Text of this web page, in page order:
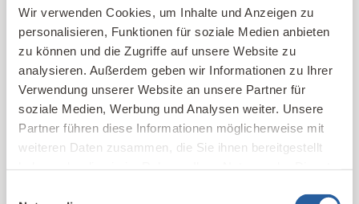
Wir verwenden Cookies, um Inhalte und Anzeigen zu
personalisieren, Funktionen für soziale Medien anbieten
zu können und die Zugriffe auf unsere Website zu
analysieren. Außerdem geben wir Informationen zu Ihrer
Verwendung unserer Website an unsere Partner für
soziale Medien, Werbung und Analysen weiter. Unsere
Partner führen diese Informationen möglicherweise mit
weiteren Daten zusammen, die Sie ihnen bereitgestellt
ゲIBNである。著訳書には『健康な住まい
への道』（2000年、ホルガー・ケーニッヒ
著）や『バウビオロギーという思想・バウ
ビオロギーの25の指針』（2003年、アント
ン・シュナイダー著）がある。2011年10月
から始まった日本での通信教育講座バウビ